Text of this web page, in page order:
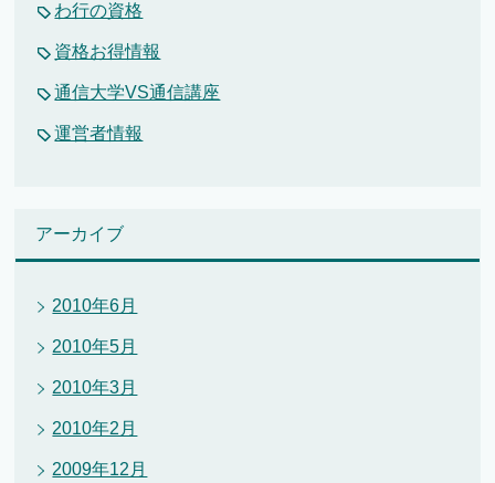
わ行の資格
資格お得情報
通信大学VS通信講座
運営者情報
アーカイブ
2010年6月
2010年5月
2010年3月
2010年2月
2009年12月